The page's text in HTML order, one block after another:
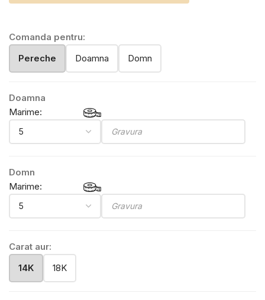
Comanda pentru:
Pereche
Doamna Domn
Doamna
Marime:
Domn
Marime:
Carat aur:
14K
18K